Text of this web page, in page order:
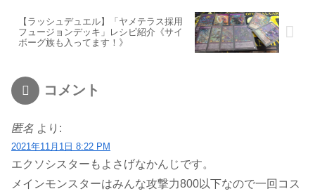
【ラッシュデュエル】「ヤメテラス採用
フュージョンデッキ」レシピ紹介《サイ
ボーグ族も入ってます！》
コメント
匿名 より:
2021年11月1日 8:22 PM
エクソシスターもよさげなかんじです。
メインモンスターはみんな攻撃力800以下なので一回コス